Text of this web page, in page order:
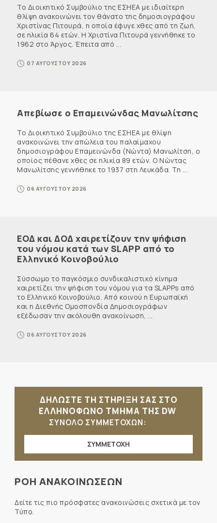
Το Διοικητικό Συμβούλιο της ΕΣΗΕΑ με ιδιαίτερη
θλίψη ανακοινώνει τον θάνατο της δημοσιογράφου
Χριστίνας Πιτουρά, η οποία έφυγε χθες από τη ζωή,
σε ηλικία 64 ετών. Η Χριστίνα Πιτουρά γεννήθηκε το
1962 στο Άργος. Έπειτα από ...
07 ΑΥΓΟΥΣΤΟΥ 2026
Απεβίωσε ο Επαμεινώνδας Μανωλίτσης
Το Διοικητικό Συμβούλιο της ΕΣΗΕΑ με θλίψη
ανακοινώνει την απώλεια του παλαίμαχου
δημοσιογράφου Επαμεινώνδα (Νώντα) Μανωλίτση, ο
οποίος πέθανε χθες σε ηλικία 89 ετών. Ο Νώντας
Μανωλίτσης γεννήθηκε το 1937 στη Λευκάδα. Τη ...
06 ΑΥΓΟΥΣΤΟΥ 2026
ΕΟΔ και ΔΟΔ χαιρετίζουν την ψήφιση
του νόμου κατά των SLAPP από το
Ελληνικό Κοινοβούλιο
Σύσσωμο το παγκόσμιο συνδικαλιστικό κίνημα
χαιρετίζει την ψήφιση του νόμου για τα SLAPPs από
το Ελληνικό Κοινοβούλιο. Από κοινού η Ευρωπαϊκή
και η Διεθνής Ομοσπονδία Δημοσιογράφων
εξέδωσαν την ακόλουθη ανακοίνωση, ...
06 ΑΥΓΟΥΣΤΟΥ 2026
ΔΗΛΩΣΤΕ ΤΗ ΣΤΗΡΙΞΗ ΣΑΣ ΣΤΟ
ΕΛΛΗΝΟΦΩΝΟ ΤΜΗΜΑ ΤΗΣ DW
ΣΥΝΟΛΟ ΣΥΜΜΕΤΟΧΩΝ:
ΣΥΜΜΕΤΟΧΗ
ΡΟΗ ΑΝΑΚΟΙΝΩΣΕΩΝ
Δείτε τις πιο πρόσφατες ανακοινώσεις σχετικά με τον
Τύπο.